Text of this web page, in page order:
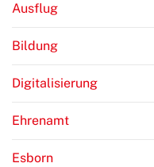
Ausflug
Bildung
Digitalisierung
Ehrenamt
Esborn